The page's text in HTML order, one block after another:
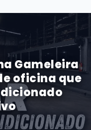
Gameleira
oficina que